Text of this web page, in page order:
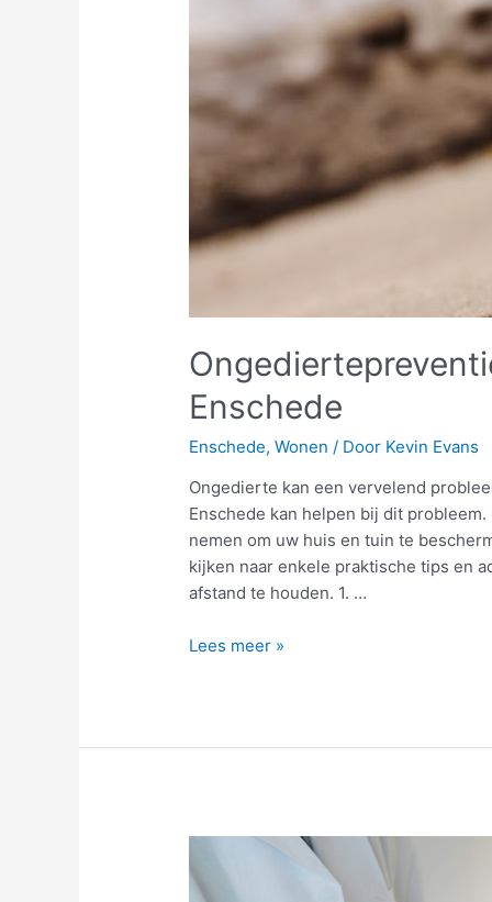
Enschede
Enschede,Wonen / Door Kevin Evans
Ongedierte kan een vervelend
Enschede kan helpen bij dit
nemen om uw huis en tuin te
kijken naar enkele praktische tips en
afstand te houden. 1. …
Ongediertepreventie
Enschede
Lees meer »